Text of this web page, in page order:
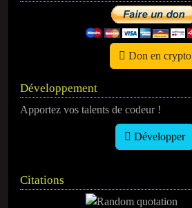
Don en crypto
Développement
Apportez vos talents de codeur !
Développer
Citations